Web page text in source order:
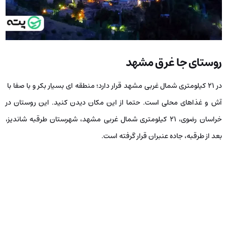
روستای جا غرق مشهد
در ۲۱ کیلومتری شمال غربی مشهد قرار دارد؛ منطقه ای بسیار بکر و با صفا با
آش و غذاهای محلی است. حتما از این مکان دیدن کنید. این روستان در
خراسان رضوی، ۲۱ کیلومتری شمال غربی مشهد، شهرستان طرقبه شاندیز،
بعد از طرقبه، جاده عنبران قرار گرفته است.